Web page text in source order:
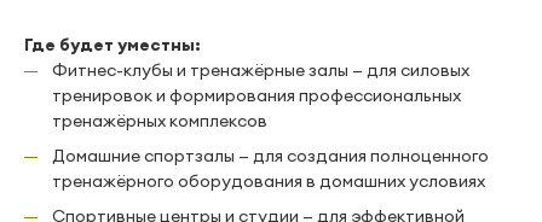
Где будет уместны:
Фитнес-клубы и тренажёрные залы — для силовых
тренировок и формирования профессиональных
тренажёрных комплексов
Домашние спортзалы — для создания полноценного
тренажёрного оборудования в домашних условиях
Спортивные центры и студии — для эффективной